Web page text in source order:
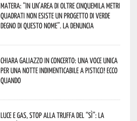
Matera: “In un’area di oltre cinquemila metri
quadrati non esiste un progetto di verde
degno di questo nome”. La denuncia
Chiara Galiazzo in concerto: una voce unica
per una notte indimenticabile a Pisticci! Ecco
quando
Luce e gas, stop alla truffa del “Sì”: la